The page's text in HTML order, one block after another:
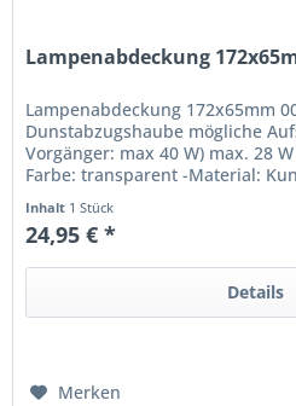
Lampenabdeckung
Lampenabdeckung 172x65mm
Dunstabzugshaube mögliche
Vorgänger: max 40 W) max. 28
Farbe: transparent -Material:
Inhalt 1 Stück
24,95 € *
Details
Merken